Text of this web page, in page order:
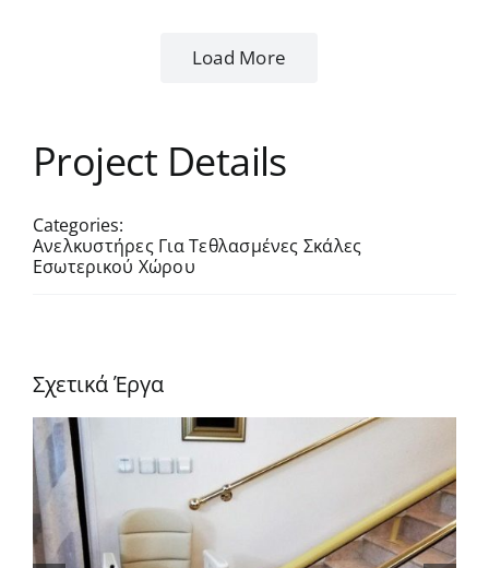
Load More
Project Details
Categories:
Ανελκυστήρες Για Τεθλασμένες Σκάλες
Εσωτερικού Χώρου
Σχετικά Έργα